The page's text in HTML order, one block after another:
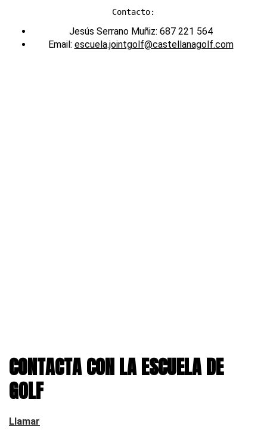
Contacto:
Jesús Serrano Muñiz: 687 221 564
Email: escuela.jointgolf@castellanagolf.com
CONTACTA CON LA ESCUELA DE
GOLF
Llamar